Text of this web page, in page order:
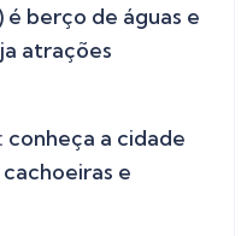
é berço de águas e
atrações
conheça a cidade
e